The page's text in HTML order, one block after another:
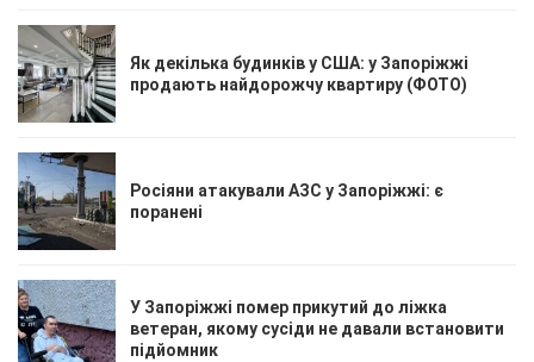
Як декілька будинків у США: у Запоріжжі
продають найдорожчу квартиру (ФОТО)
Росіяни атакували АЗС у Запоріжжі: є
поранені
У Запоріжжі помер прикутий до ліжка
ветеран, якому сусіди не давали встановити
підйомник